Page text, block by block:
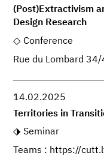
(Post)Extractivism
Design Research
Conference
Rue du Lombard
14.02.2025
Territories in
Seminar
Teams : https://